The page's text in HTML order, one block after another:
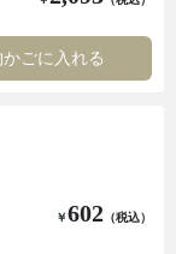
ごに入れる
￥602 （税込）